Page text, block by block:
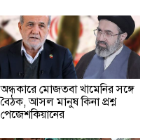
অন্ধকারে মোজতবা খামেনির সঙ্গে
বৈঠক, আসল মানুষ কিনা প্রশ্ন
পেজেশকিয়ানের